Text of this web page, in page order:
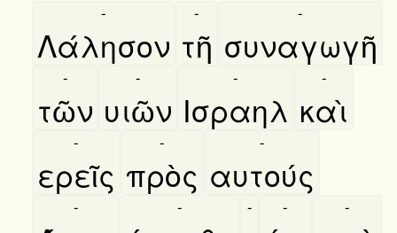
Λάλησον
-
τῆ
-
συναγωγῆ
-
τῶν
-
υιῶν
-
Ισραηλ
-
καὶ
-
ερεῖς
-
πρὸς
-
αυτούς
-
- - - - -